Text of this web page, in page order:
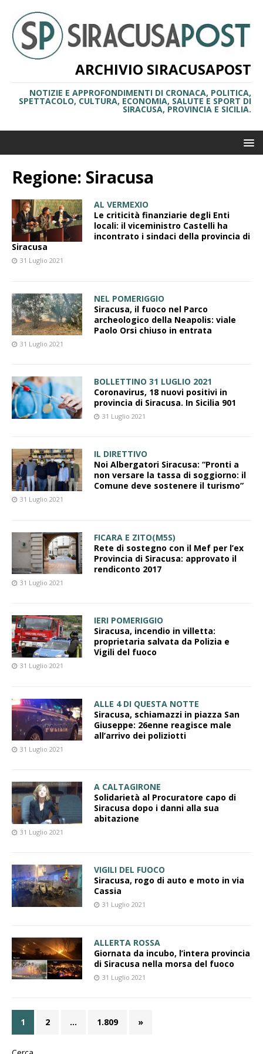
ARCHIVIO SIRACUSAPOST
NOTIZIE E APPROFONDIMENTI DI CRONACA, POLITICA,
SPETTACOLO, CULTURA, ECONOMIA, SALUTE E SPORT DI
SIRACUSA, PROVINCIA E SICILIA.
Regione: Siracusa
AL VERMEXIO
Le criticità finanziarie degli Enti
locali: il viceministro Castelli ha
incontrato i sindaci della provincia di
Siracusa
31 Luglio 2021
NEL POMERIGGIO
Siracusa, il fuoco nel Parco
archeologico della Neapolis: viale
Paolo Orsi chiuso in entrata
31 Luglio 2021
BOLLETTINO 31 LUGLIO 2021
Coronavirus, 18 nuovi positivi in
provincia di Siracusa. In Sicilia 901
31 Luglio 2021
IL DIRETTIVO
Noi Albergatori Siracusa: “Pronti a
non versare la tassa di soggiorno: il
Comune deve sostenere il turismo”
31 Luglio 2021
FICARA E ZITO(M5S)
Rete di sostegno con il Mef per l’ex
Provincia di Siracusa: approvato il
rendiconto 2017
31 Luglio 2021
IERI POMERIGGIO
Siracusa, incendio in villetta:
proprietaria salvata da Polizia e
Vigili del fuoco
31 Luglio 2021
ALLE 4 DI QUESTA NOTTE
Siracusa, schiamazzi in piazza San
Giuseppe: 26enne reagisce male
all’arrivo dei poliziotti
31 Luglio 2021
A CALTAGIRONE
Solidarietà al Procuratore capo di
Siracusa dopo i danni alla sua
abitazione
31 Luglio 2021
VIGILI DEL FUOCO
Siracusa, rogo di auto e moto in via
Cassia
31 Luglio 2021
ALLERTA ROSSA
Giornata da incubo, l’intera provincia
di Siracusa nella morsa del fuoco
31 Luglio 2021
1 2 … 1.809 »